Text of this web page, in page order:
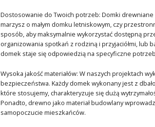
Dostosowanie do Twoich potrzeb: Domki drewniane
marzysz o małym domku letniskowym, czy
sposób, aby maksymalnie wykorzystać dostępną
organizowania spotkań z rodziną i przyjaciółmi, lub
domek staje się odpowiedzią na specyficzne
Wysoka jakość materiałów: W naszych projektach
bezpieczeństwa. Każdy domek wykonany jest z
które stosujemy, charakteryzuje się dużą
Ponadto, drewno jako materiał budowlany
samopoczucie mieszkańców.